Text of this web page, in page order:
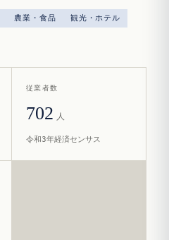
農業・食品 観光・ホテル
従業者数
702 人
令和3年経済センサス